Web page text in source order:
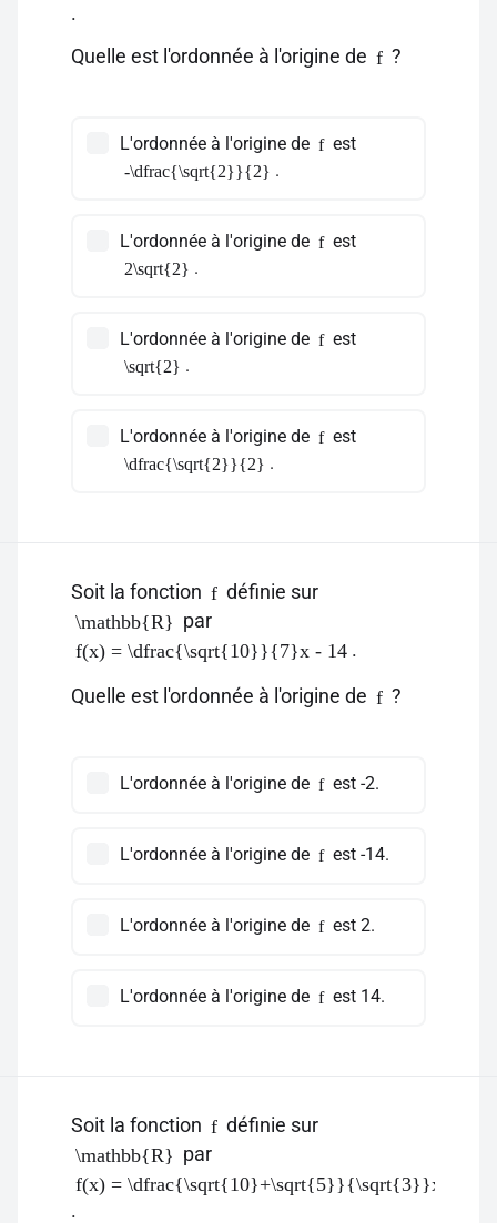
.
Quelle est l'ordonnée à l'origine de f ?
L'ordonnée à l'origine de f est
-\dfrac{\sqrt{2}}{2} .
L'ordonnée à l'origine de f est
2\sqrt{2} .
L'ordonnée à l'origine de f est
\sqrt{2} .
L'ordonnée à l'origine de f est
\dfrac{\sqrt{2}}{2} .
Soit la fonction f définie sur
\mathbb{R} par
f(x) = \dfrac{\sqrt{10}}{7}x - 14 .
Quelle est l'ordonnée à l'origine de f ?
L'ordonnée à l'origine de f est -2.
L'ordonnée à l'origine de f est -14.
L'ordonnée à l'origine de f est 2.
L'ordonnée à l'origine de f est 14.
Soit la fonction f définie sur
\mathbb{R} par
f(x) = \dfrac{\sqrt{10}+\sqrt{5}}{\sqrt{3}}x -
.